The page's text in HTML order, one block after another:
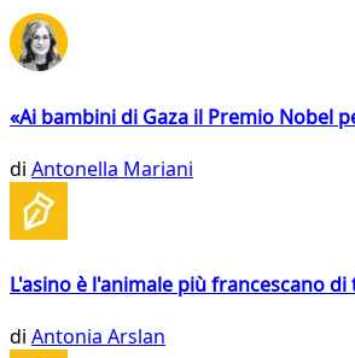
«Ai bambini di Gaza il Premio Nobel
di Antonella Mariani
L'asino è l'animale più francescano
di Antonia Arslan